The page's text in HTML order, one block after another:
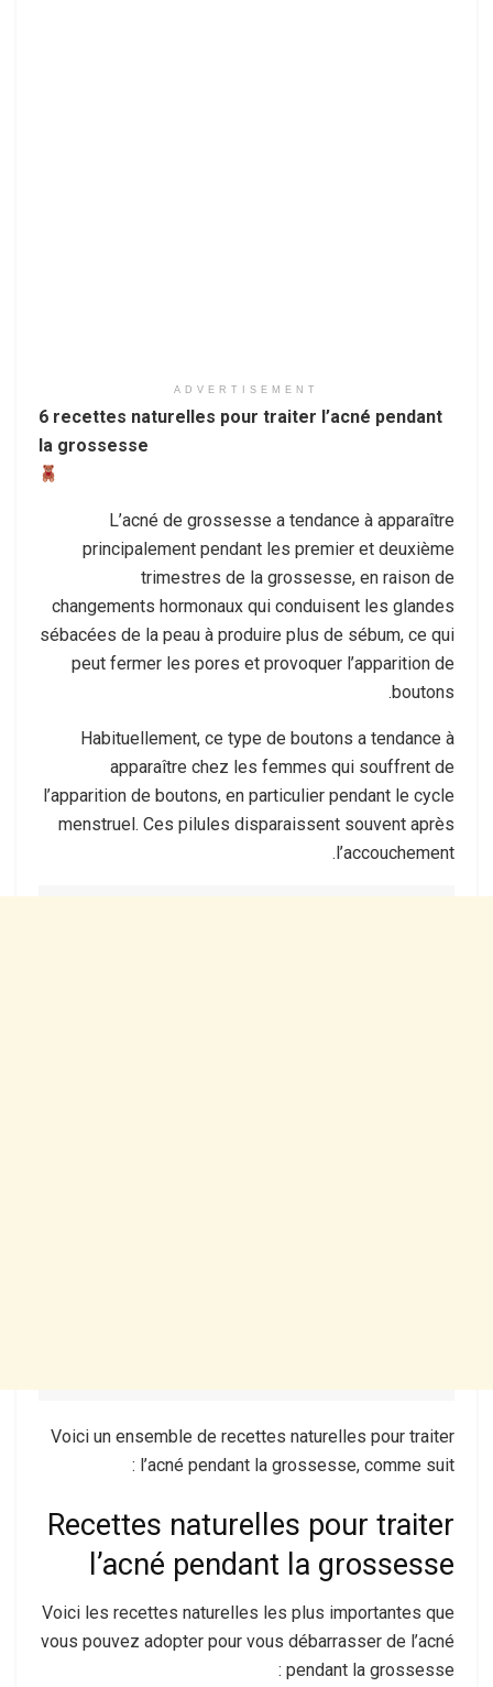
ADVERTISEMENT
6 recettes naturelles pour traiter l’acné pendant
la grossesse
L’acné de grossesse a tendance à apparaître
principalement pendant les premier et deuxième
trimestres de la grossesse, en raison de
changements hormonaux qui conduisent les glandes
sébacées de la peau à produire plus de sébum, ce qui
peut fermer les pores et provoquer l’apparition de
boutons.
Habituellement, ce type de boutons a tendance à
apparaître chez les femmes qui souffrent de
l’apparition de boutons, en particulier pendant le cycle
menstruel. Ces pilules disparaissent souvent après
l’accouchement.
Voici un ensemble de recettes naturelles pour traiter
l’acné pendant la grossesse, comme suit :
Recettes naturelles pour traiter
l’acné pendant la grossesse
Voici les recettes naturelles les plus importantes que
vous pouvez adopter pour vous débarrasser de l’acné
pendant la grossesse :